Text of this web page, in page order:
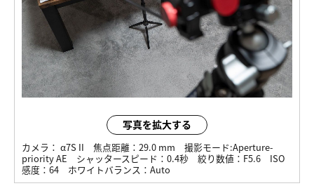
写真を拡大する
カメラ： α7S II 焦点距離： 29.0 mm 撮影モード:Aperture-
priority AE
シャッタースピード： 0.4秒 絞り数値： F5.6
ISO
感度： 64 ホワイトバランス： Auto